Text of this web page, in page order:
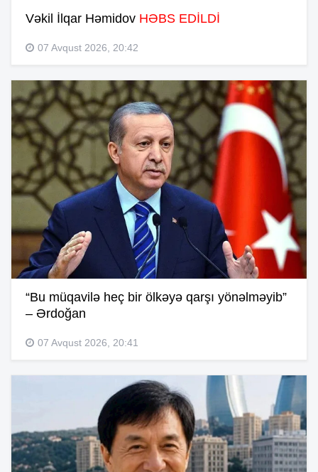
Vəkil İlqar Həmidov HƏBS EDİLDİ
07 Avqust 2026, 20:42
“Bu müqavilə heç bir ölkəyə qarşı yönəlməyib”
– Ərdoğan
07 Avqust 2026, 20:41